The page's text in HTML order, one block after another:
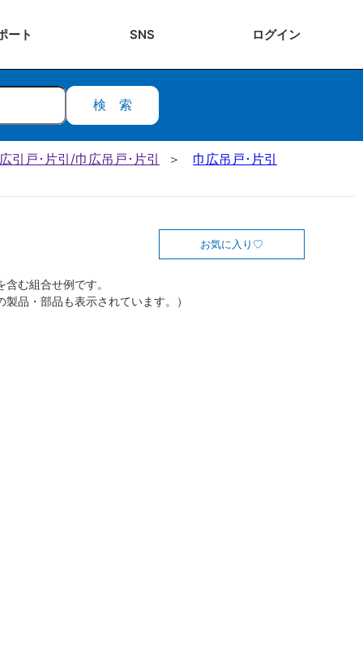
ート SNS ログイン
検索
引戸･片引/巾広吊戸･片引
巾広吊戸･片引
お気に入り
む組合せ例です。
製品・部品も表示されています。）